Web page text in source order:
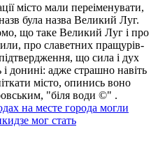
місто мали переіменувати,
була назва Великий Луг.
що таке Великий Луг і про
про славетних пращурів-
що сила і дух
донині: адже страшно навіть
місто, опинись воно
"біля води ©" .
на месте города могли
мог стать